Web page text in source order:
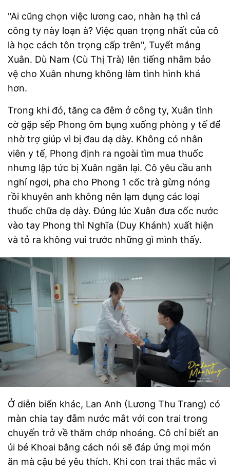
"Ai cũng chọn việc lương cao, nhàn hạ thì cả
công ty này loạn à? Việc quan trọng nhất của cô
là học cách tôn trọng cấp trên", Tuyết mắng
Xuân. Dù Nam (Cù Thị Trà) lên tiếng nhằm bảo
vệ cho Xuân nhưng không làm tình hình khá
hơn.
Trong khi đó, tăng ca đêm ở công ty, Xuân tình
cờ gặp sếp Phong ôm bụng xuống phòng y tế để
nhờ trợ giúp vì bị đau dạ dày. Không có nhân
viên y tế, Phong định ra ngoài tìm mua thuốc
nhưng lập tức bị Xuân ngăn lại. Cô yêu cầu anh
nghỉ ngơi, pha cho Phong 1 cốc trà gừng nóng
rồi khuyên anh không nên lạm dụng các loại
thuốc chữa dạ dày. Đúng lúc Xuân đưa cốc nước
vào tay Phong thì Nghĩa (Duy Khánh) xuất hiện
và tỏ ra không vui trước những gì mình thấy.
Ở diễn biến khác, Lan Anh (Lương Thu Trang) có
màn chia tay đẫm nước mắt với con trai trong
chuyến trở về thăm chớp nhoáng. Cô chỉ biết an
ủi bé Khoai bằng cách nói sẽ đáp ứng mọi món
ăn mà cậu bé yêu thích. Khi con trai thắc mắc vì